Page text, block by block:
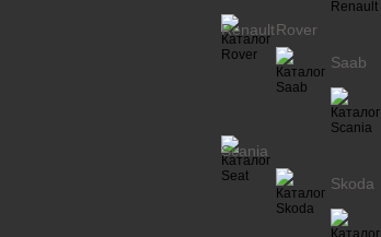
RenaultRover
Saab
Scania
Skoda